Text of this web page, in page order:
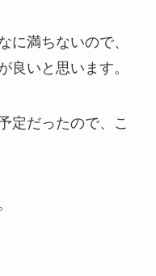
に満ちないので、
良いと思います。
定だったので、こ